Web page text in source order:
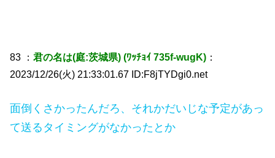
83 ：君の名は(庭:茨城県) (ﾜｯﾁｮｲ 735f-wugK) ：
2023/12/26(火) 21:33:01.67 ID:F8jTYDgi0.net
面倒くさかったんだろ、それかだいじな予定があっ
て送るタイミングがなかったとか